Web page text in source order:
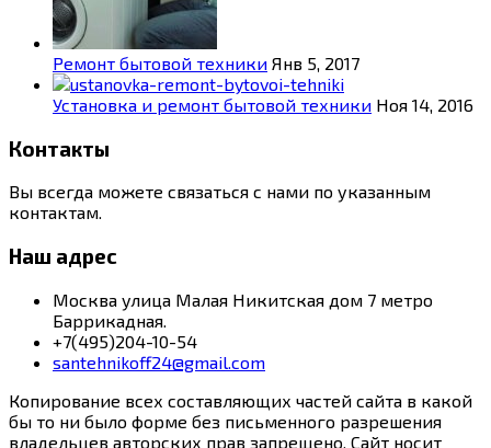
Ремонт бытовой техники Янв 5, 2017
Установка и ремонт бытовой техники Ноя 14, 2016
Контакты
Вы всегда можете связаться с нами по указанным
контактам.
Наш адрес
Москва улица Малая Никитская дом 7 метро
Баррикадная.
+7(495)204-10-54
santehnikoff24@gmail.com
Копирование всех составляющих частей сайта в какой
бы то ни было форме без письменного разрешения
владельцев авторских прав запрещено. Сайт носит